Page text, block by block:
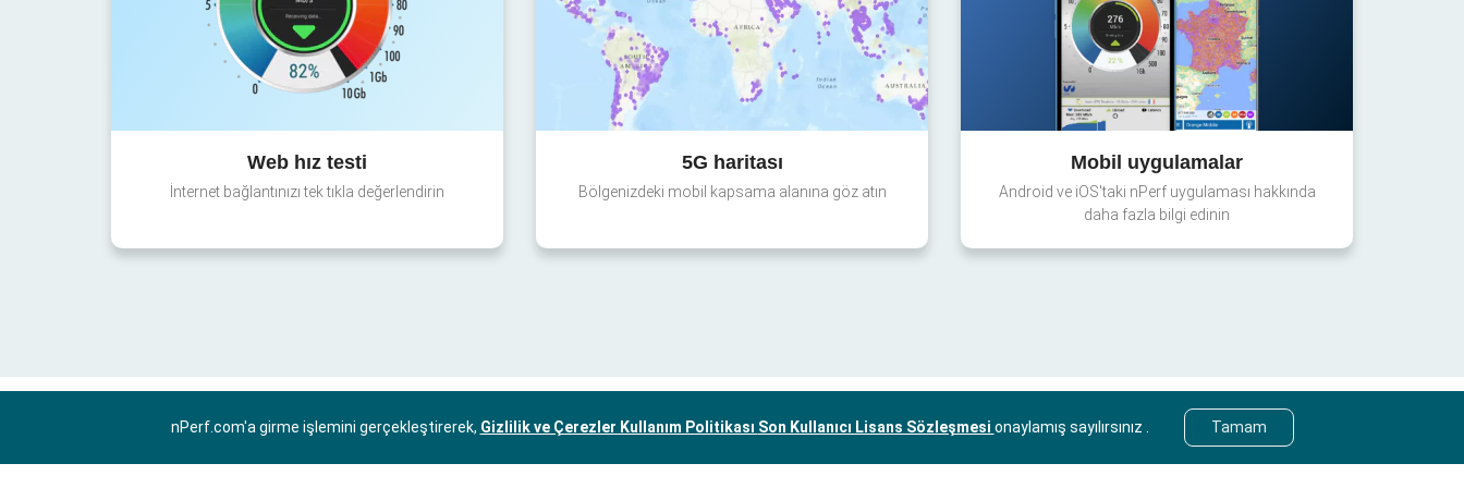
Web hız testi
İnternet bağlantınızı tek tıkla değerlendirin
5G haritası
Bölgenizdeki mobil kapsama alanına göz atın
Mobil uygulamalar
Android ve iOS'taki nPerf uygulaması hakkında
daha fazla bilgi edinin
nPerf.com'a girme işlemini gerçekleştirerek, Gizlilik ve Çerezler Kullanım Politikası Son Kullanıcı Lisans Sözleşmesi onaylamış sayılırsınız . Tamam